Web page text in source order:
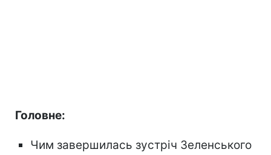
Головне:
Чим завершилась зустріч Зеленського